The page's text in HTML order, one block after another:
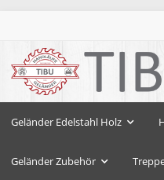
Geländer Edelstahl Holz
Geländer Zubehör